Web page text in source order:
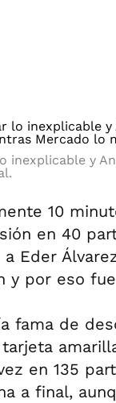
inexplicable y
10
en 40
Eder
y por eso
fama de
en 135
a final,